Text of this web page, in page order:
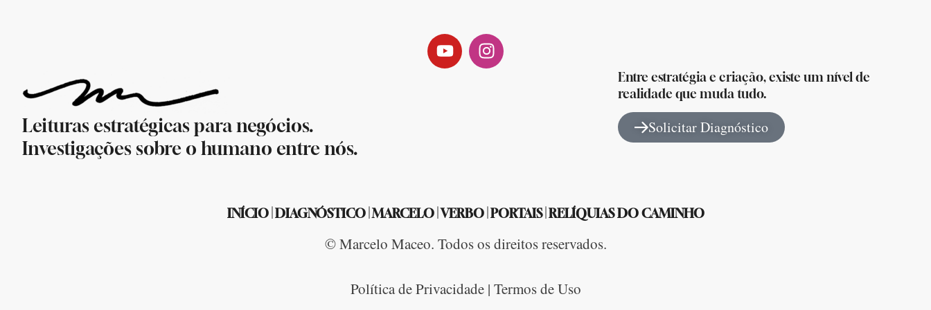
Leituras estratégicas para negócios.
Investigações sobre o humano entre nós.
Entre estratégia e criação, existe um nível de
realidade que muda tudo.
Solicitar Diagnóstico
INÍCIO| DIAGNÓSTICO| MARCELO|VERBO| PORTAIS| RELÍQUIAS DO CAMINHO
© Marcelo Maceo. Todos os direitos reservados.
Política de Privacidade | Termos de Uso